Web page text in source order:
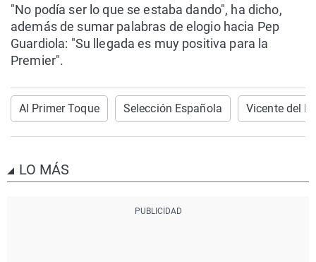
"No podía ser lo que se estaba dando", ha dicho,
además de sumar palabras de elogio hacia Pep
Guardiola: "Su llegada es muy positiva para la
Premier".
Al Primer Toque Selección Española Vicente del
LO MÁS